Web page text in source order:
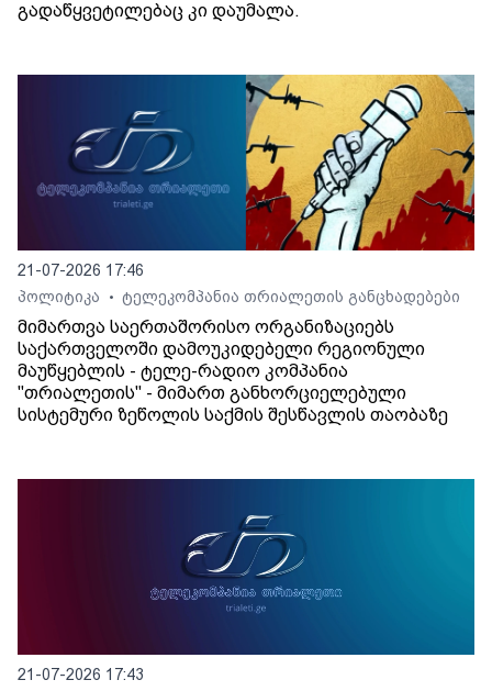
გადაწყვეტილებაც კი დაუმალა.
21-07-2026 17:46
პოლიტიკა
• ტელეკომპანია თრიალეთის განცხადებები
მიმართვა საერთაშორისო ორგანიზაციებს
საქართველოში დამოუკიდებელი რეგიონული
მაუწყებლის - ტელე-რადიო კომპანია
"თრიალეთის" - მიმართ განხორციელებული
სისტემური ზეწოლის საქმის შესწავლის თაობაზე
21-07-2026 17:43